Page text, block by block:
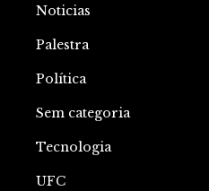
Noticias
Palestra
Política
Sem categoria
Tecnologia
UFC